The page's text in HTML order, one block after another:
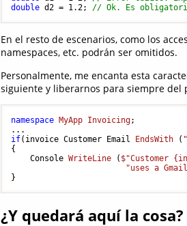
double d2 = 1.2; // Ok. Es
En el resto de escenarios, como los
namespaces, etc. podrán ser omitidos.
Personalmente, me encanta esta
siguiente y liberarnos para siempre del
namespace MyApp Invoicing;
if( invoice Customer Email EndsWith (
{
Console WriteLine ( $"Customer
"uses a
¿Y quedará aquí la cosa?